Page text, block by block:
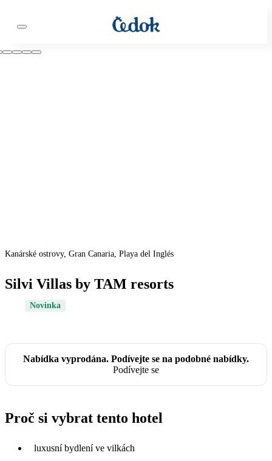
Kanárské ostrovy, Gran Canaria, Playa del Inglés
Silvi Villas by TAM resorts
Novinka
Nabídka vyprodána. Podívejte se na podobné nabídky.
Podívejte se
Proč si vybrat tento hotel
luxusní bydlení ve vilkách